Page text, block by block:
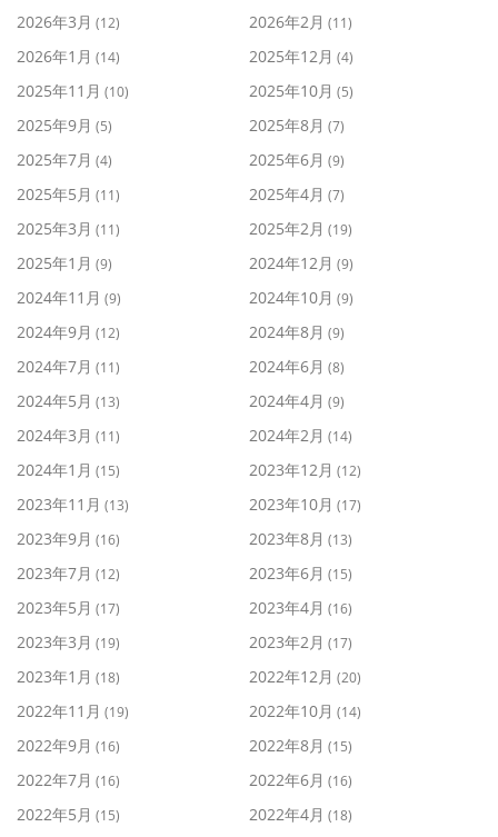
2026年3月 (12) 2026年2月 (11)
2026年1月 (14) 2025年12月 (4)
2025年11月 (10) 2025年10月 (5)
2025年9月 (5) 2025年8月 (7)
2025年7月 (4) 2025年6月 (9)
2025年5月 (11) 2025年4月 (7)
2025年3月 (11) 2025年2月 (19)
2025年1月 (9) 2024年12月 (9)
2024年11月 (9) 2024年10月 (9)
2024年9月 (12) 2024年8月 (9)
2024年7月 (11) 2024年6月 (8)
2024年5月 (13) 2024年4月 (9)
2024年3月 (11) 2024年2月 (14)
2024年1月 (15) 2023年12月 (12)
2023年11月 (13) 2023年10月 (17)
2023年9月 (16) 2023年8月 (13)
2023年7月 (12) 2023年6月 (15)
2023年5月 (17) 2023年4月 (16)
2023年3月 (19) 2023年2月 (17)
2023年1月 (18) 2022年12月 (20)
2022年11月 (19) 2022年10月 (14)
2022年9月 (16) 2022年8月 (15)
2022年7月 (16) 2022年6月 (16)
2022年5月 (15) 2022年4月 (18)